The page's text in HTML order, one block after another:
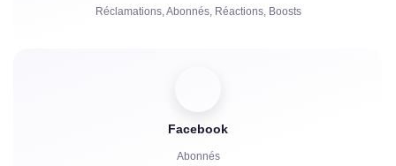
Réclamations, Abonnés, Réactions, Boosts
Facebook
Abonnés